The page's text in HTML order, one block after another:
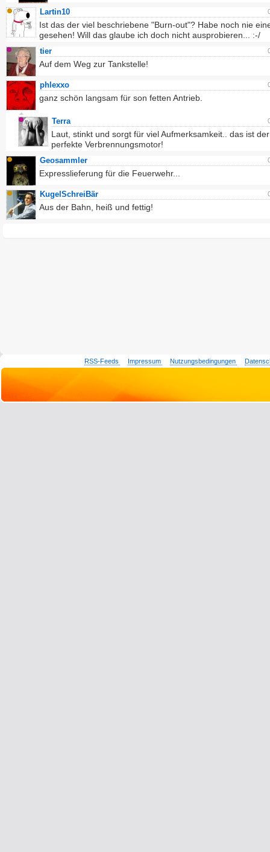
Lartin10
Ist das der viel beschriebene "Burn-out"? Habe noch nie
gesehen! Will das glaube ich doch nicht ausprobieren... :-/
tier
Auf dem Weg zur Tankstelle!
phlexxo
ganz schön langsam für son fetten Antrieb.
Terra
Laut, stinkt und sorgt für viel Aufmerksamkeit.. das ist der
perfekte Verbrennungsmotor!
Geosammler
Expresslieferung für die Feuerwehr...
KugelSchreiBär
Aus der Bahn, heiß und fettig!
RSS-Feeds Impressum Nutzungsbedingungen